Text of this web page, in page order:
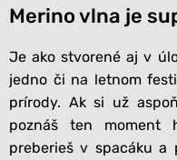
Merino vlna je
Je ako stvorené aj v
jedno či na letnom
prírody. Ak si už
poznáš ten moment
preberieš v spacáku a